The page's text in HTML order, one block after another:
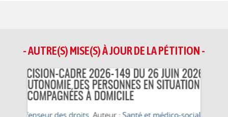
- AUTRE(S) MISE(S) À JOUR DE LA PÉTITION -